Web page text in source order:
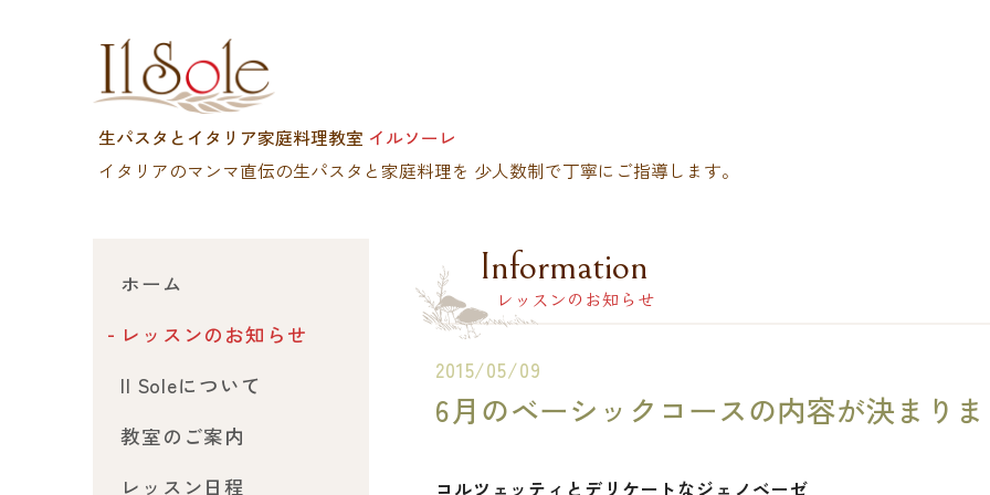
生パスタとイタリア家庭料理教室 イルソーレ
イタリアのマンマ直伝の生パスタと家庭料理を 少人数制で丁寧にご指導します。
ホーム
レッスンのお知らせ
Il Soleについて
教室のご案内
レッスン日程
Information
レッスンのお知らせ
2015/05/09
6月のベーシックコースの内容が決まり
コルツェッティとデリケートなジェノベーゼ